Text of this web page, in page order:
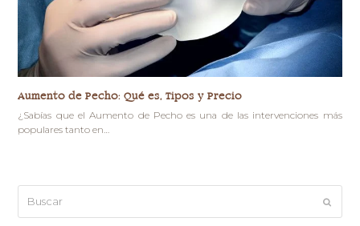
Aumento de Pecho: Qué es, Tipos y Precio
¿Sabías que el Aumento de Pecho es una de las intervenciones más
populares tanto en…